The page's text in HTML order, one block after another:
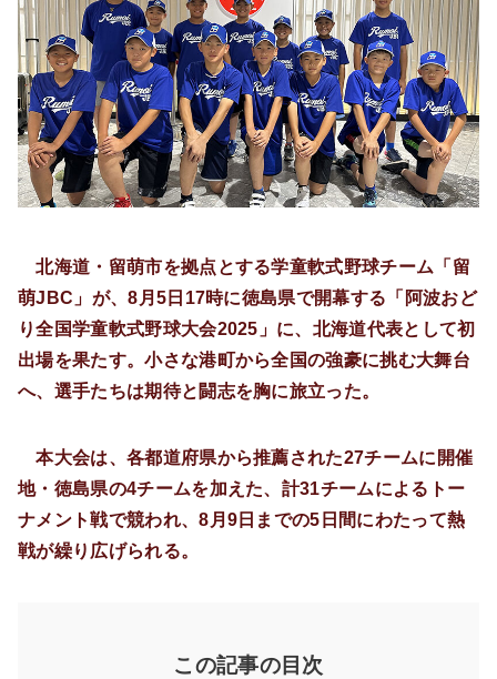
北海道・留萌市を拠点とする学童軟式野球チーム「留
萌JBC」が、8月5日17時に徳島県で開幕する「阿波おど
り全国学童軟式野球大会2025」に、北海道代表として初
出場を果たす。小さな港町から全国の強豪に挑む大舞台
へ、選手たちは期待と闘志を胸に旅立った。
本大会は、各都道府県から推薦された27チームに開催
地・徳島県の4チームを加えた、計31チームによるトー
ナメント戦で競われ、8月9日までの5日間にわたって熱
戦が繰り広げられる。
この記事の目次